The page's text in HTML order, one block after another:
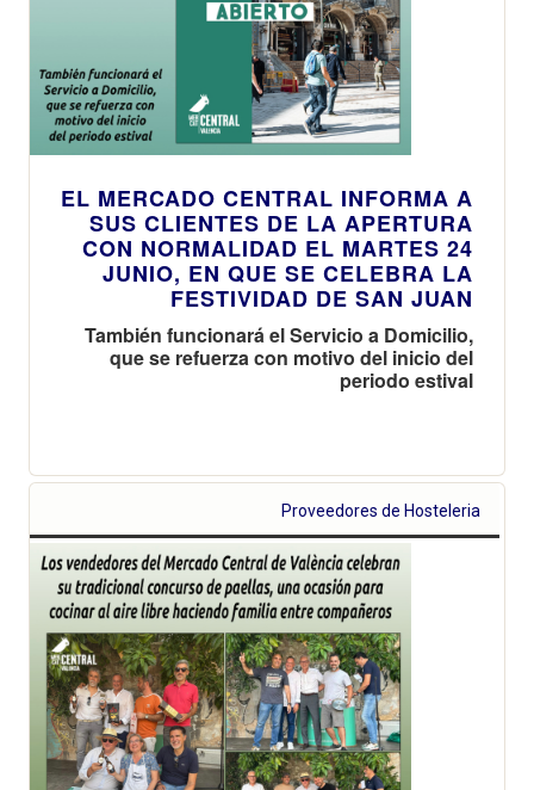
partir de enero
EL MERCADO CENTRAL INFORMA A
SUS CLIENTES DE LA APERTURA
CON NORMALIDAD EL MARTES 24
JUNIO, EN QUE SE CELEBRA LA
FESTIVIDAD DE SAN JUAN
También funcionará el Servicio a Domicilio,
que se refuerza con motivo del inicio del
periodo estival
Proveedores de Hosteleria